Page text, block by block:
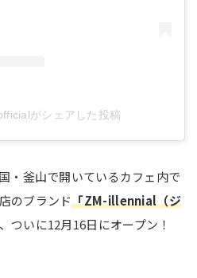
がシェアした投稿
・釜山で開いているカフェ内で
のブランド「ZM-illennial（ジ
ついに12月16日にオープン！